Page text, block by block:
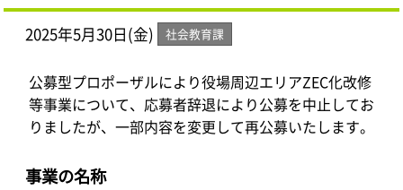
2025年5月30日(金) 社会教育課
公募型プロポーザルにより役場周辺エリアZEC化改修
等事業について、応募者辞退により公募を中止してお
りましたが、一部内容を変更して再公募いたします。
事業の名称